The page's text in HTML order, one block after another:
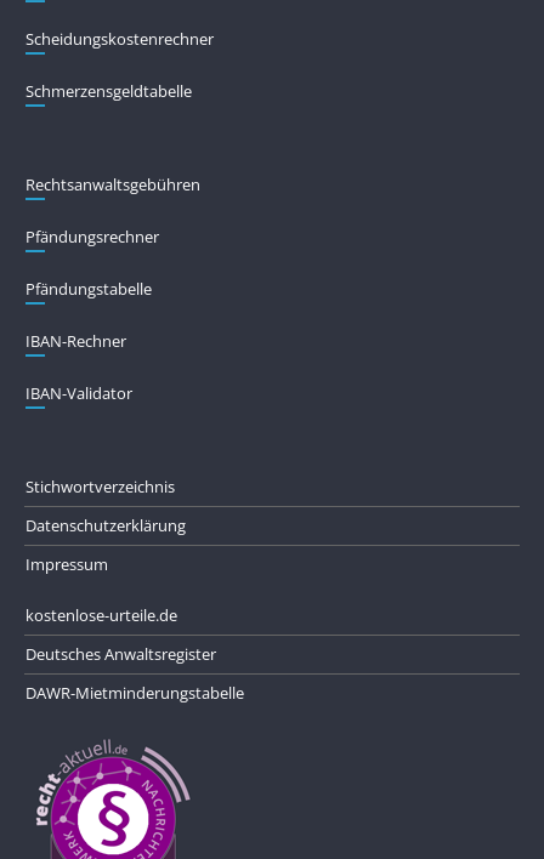
Scheidungskostenrechner
Schmerzensgeldtabelle
Rechtsanwaltsgebühren
Pfändungs­rechner
Pfändungs­tabelle
IBAN-Rechner
IBAN-Validator
Stichwortverzeichnis
Datenschutzerklärung
Impressum
kostenlose-urteile.de
Deutsches Anwaltsregister
DAWR-Mietminderungstabelle